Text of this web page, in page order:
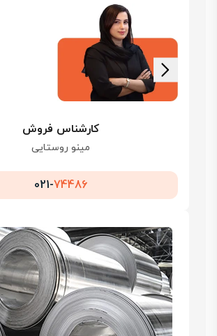
کارشناس فروش
مینو روستایی
021-74486